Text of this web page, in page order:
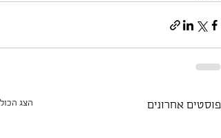
פוסטים אחרונים הצג הכול